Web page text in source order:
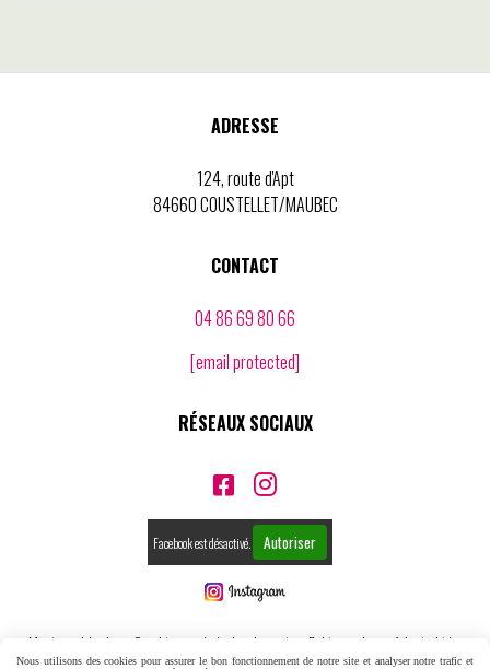
ADRESSE
124, route d'Apt
84660 COUSTELLET/MAUBEC
CONTACT
04 86 69 80 66
[email protected]
RÉSEAUX SOCIAUX
 
Facebook est désactivé. Autoriser
Mentions Légales Conditions générales de vente Politique de confidentialité
Nous utilisons des cookies pour assurer le bon fonctionnement de notre site et analyser notre trafic et